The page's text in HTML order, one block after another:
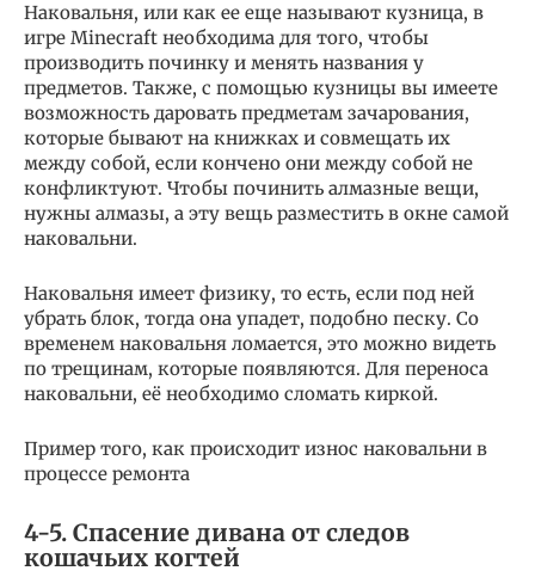
Наковальня, или как ее еще называют кузница, в
игре Minecraft необходима для того, чтобы
производить починку и менять названия у
предметов. Также, с помощью кузницы вы имеете
возможность даровать предметам зачарования,
которые бывают на книжках и совмещать их
между собой, если кончено они между собой не
конфликтуют. Чтобы починить алмазные вещи,
нужны алмазы, а эту вещь разместить в окне самой
наковальни.
Наковальня имеет физику, то есть, если под ней
убрать блок, тогда она упадет, подобно песку. Со
временем наковальня ломается, это можно видеть
по трещинам, которые появляются. Для переноса
наковальни, её необходимо сломать киркой.
Пример того, как происходит износ наковальни в
процессе ремонта
4-5. Спасение дивана от следов
кошачьих когтей